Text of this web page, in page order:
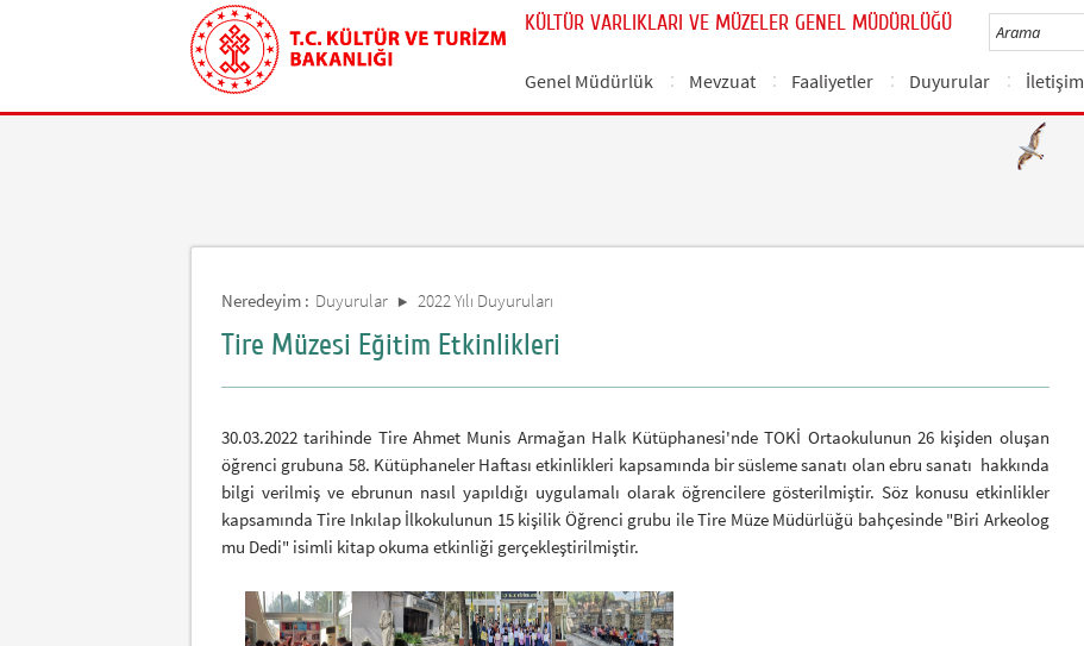
KÜLTÜR VARLIKLARI VE MÜZELER GENEL MÜDÜRLÜĞÜ
Genel Müdürlük Mevzuat Faaliyetler Duyurular İletişim
Neredeyim : Duyurular 2022 Yılı Duyuruları
Tire Müzesi Eğitim Etkinlikleri
30.03.2022 tarihinde Tire Ahmet Munis Armağan Halk Kütüphanesi'nde TOKİ Ortaokulunun 26 kişiden oluşan
öğrenci grubuna 58. Kütüphaneler Haftası etkinlikleri kapsamında bir süsleme sanatı olan ebru sanatı hakkında
bilgi verilmiş ve ebrunun nasıl yapıldığı uygulamalı olarak öğrencilere gösterilmiştir. Söz konusu etkinlikler
kapsamında Tire Inkılap İlkokulunun 15 kişilik Öğrenci grubu ile Tire Müze Müdürlüğü bahçesinde "Biri Arkeolog
mu Dedi" isimli kitap okuma etkinliği gerçekleştirilmiştir.